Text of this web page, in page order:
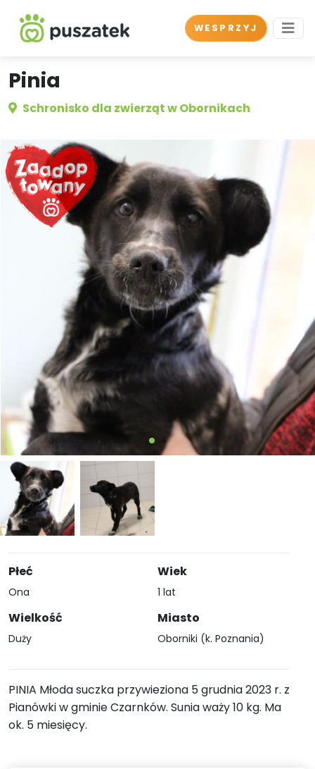
WESPRZYJ
Pinia
Schronisko dla zwierząt w Obornikach
Płeć
Ona
Wielkość
Duży
Wiek
1 lat
Miasto
Oborniki (k. Poznania)
PINIA Młoda suczka przywieziona 5 grudnia 2023 r. z
Pianówki w gminie Czarnków. Sunia waży 10 kg. Ma
ok. 5 miesięcy.